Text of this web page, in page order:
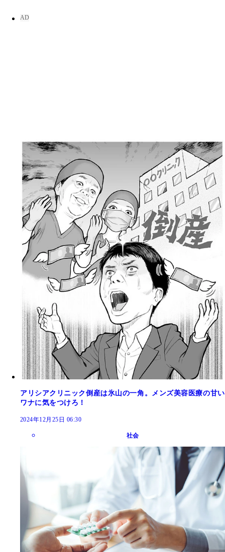
アリシアクリニック倒産は氷山の一角。メンズ美容医療の甘い
ワナに気をつけろ！
2024年12月25日 06:30
社会